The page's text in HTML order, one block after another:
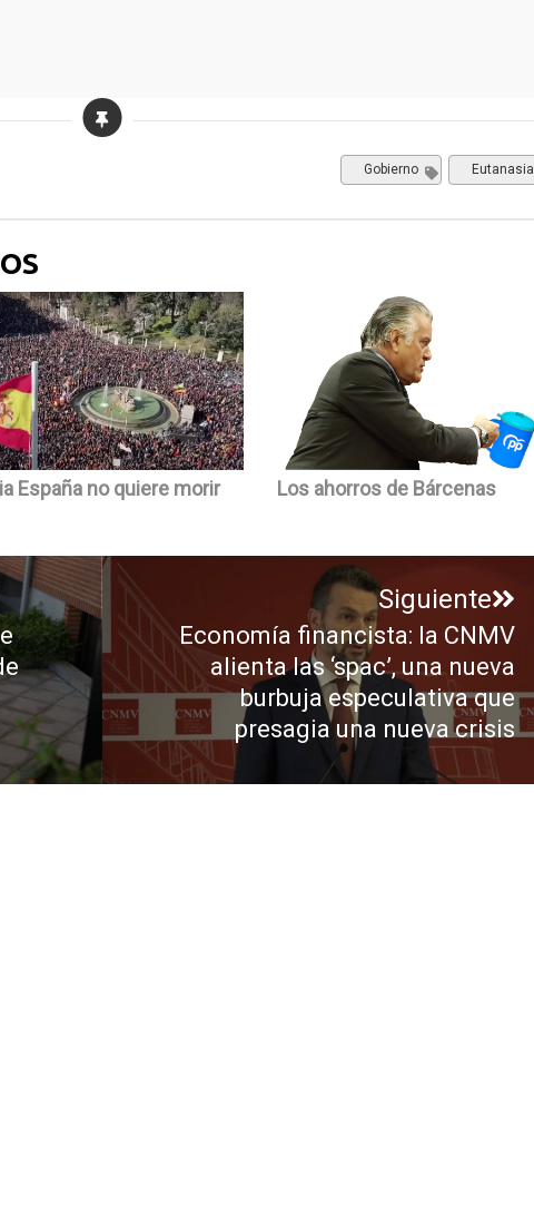
Eutanasia
Gobierno
España no quiere morir Los ahorros de Bárcenas
Siguiente
Entrada
siguiente:
Economía financista: la CNMV
alienta las ‘spac’, una nueva
burbuja especulativa que
presagia una nueva crisis